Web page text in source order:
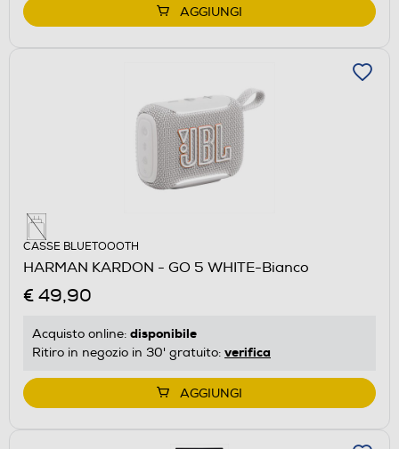
AGGIUNGI
CASSE BLUETOOOTH
HARMAN KARDON - GO 5 WHITE-Bianco
€ 49,90
Acquisto online: disponibile
Ritiro in negozio in 30' gratuito: verifica
AGGIUNGI